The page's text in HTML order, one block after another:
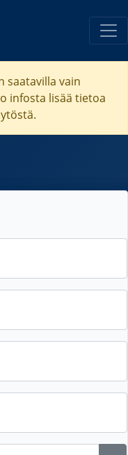
saatavilla vain
infosta lisää tietoa